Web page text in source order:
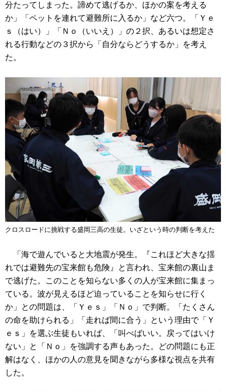
分たってしまった。諦めて逃げるか、ほかの案を考える
か」「ペットを連れて避難所に入るか」など六つ。「Ｙｅ
ｓ（はい）」「Ｎｏ（いいえ）」の２択、あるいは想定さ
れる行動などの３択から「自分ならどうするか」を考え
た。
クロスロードに挑戦する盛岡三高の生徒。いざという時の判断を考えた
「海で遊んでいると大地震が発生。『これほど大きな揺
れでは避難先の宝来館も危険』と言われ、宝来館の裏山ま
で逃げた。このことを知らない多くの人が宝来館に集まっ
ている。波が見えるほど迫っていることを知らせに行く
か」との問題は、「Ｙｅｓ」「Ｎｏ」で判断。「たくさん
の命を助けられる」「走れば間に合う」という理由で「Ｙ
ｅｓ」を選ぶ生徒もいれば、「叫べばいい。戻ってはいけ
ない」と「Ｎｏ」を強調する声もあった。どの問題にも正
解はなく、ほかの人の意見を聞きながら多様な視点を共有
した。